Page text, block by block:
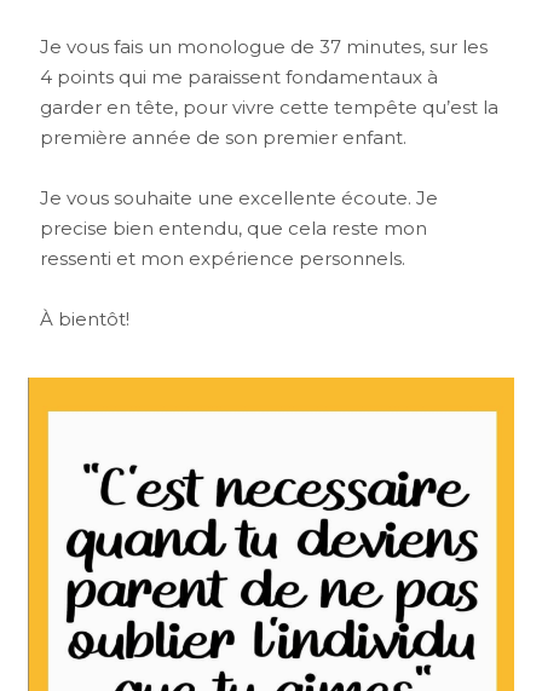
Je vous fais un monologue de 37 minutes, sur les
4 points qui me paraissent fondamentaux à
garder en tête, pour vivre cette tempête qu’est la
première année de son premier enfant.
Je vous souhaite une excellente écoute. Je
precise bien entendu, que cela reste mon
ressenti et mon expérience personnels.
À bientôt!